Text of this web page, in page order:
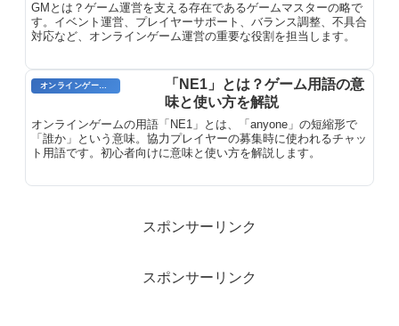
GMとは？ゲーム運営を支える存在であるゲームマスターの略で
す。イベント運営、プレイヤーサポート、バランス調整、不具合
対応など、オンラインゲーム運営の重要な役割を担当します。
オンラインゲーム用語
「NE1」とは？ゲーム用語の意
味と使い方を解説
オンラインゲームの用語「NE1」とは、「anyone」の短縮形で
「誰か」という意味。協力プレイヤーの募集時に使われるチャッ
ト用語です。初心者向けに意味と使い方を解説します。
スポンサーリンク
スポンサーリンク